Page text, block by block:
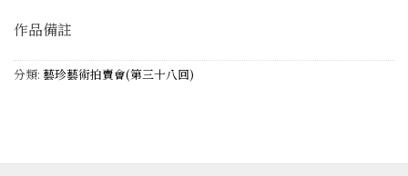
作品備註
分類: 藝珍藝術拍賣會(第三十八回)